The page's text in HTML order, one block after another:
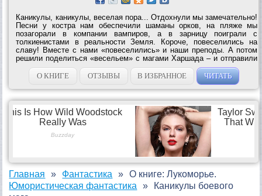
Каникулы, каникулы, веселая пора... Отдохнули мы замечательно!
Песни у костра нам обеспечили шаманы орков, на пляже мы
позагорали в компании вампиров, а в зарницу поиграли с
толкиенистами в реальности Земля. Короче, повеселились на
славу! Вместе с нами «повеселились» и наши преподы. А потом
решили поделиться «весельем» с магами Харшада – и отправили
нас в другой мир по программе обмена. Да-а-а, Харшад надолго
запомнит мага вне уровней и...
О КНИГЕ ОТЗЫВЫ В ИЗБРАННОЕ ЧИТАТЬ
Главная
Фантастика
Юмористическая фантастика
О книге: Лукоморье.
Каникулы боевого